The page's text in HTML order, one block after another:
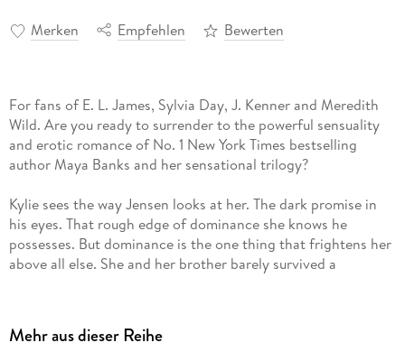
Merken Empfehlen Bewerten
For fans of E. L. James, Sylvia Day, J. Kenner and Meredith
Wild. Are you ready to surrender to the powerful sensuality
and erotic romance of No. 1 New York Times bestselling
author Maya Banks and her sensational trilogy?
Kylie sees the way Jensen looks at her. The dark promise in
his eyes. That rough edge of dominance she knows he
possesses. But dominance is the one thing that frightens her
above all else. She and her brother barely survived a
Mehr aus dieser Reihe